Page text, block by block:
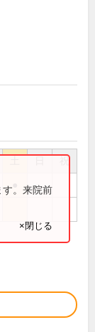
祝
す。来院前
×閉じる